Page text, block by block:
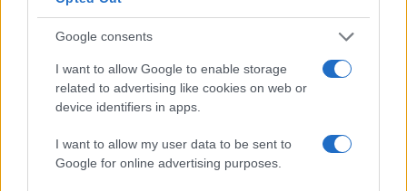
Google consents
I want to allow Google to enable storage
related to advertising like cookies on web or
device identifiers in apps.
I want to allow my user data to be sent to
Google for online advertising purposes.
Come scegliere un fitness tracker elegante e
funzionale
Camilla Fiore · 8 Ago 2026
FITNESS